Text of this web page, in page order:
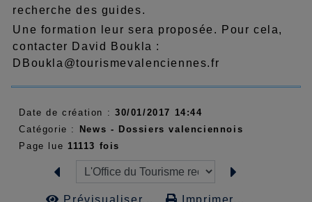
recherche des guides.
Une formation leur sera proposée. Pour cela,
contacter David Boukla :
DBoukla@tourismevalenciennes.fr
Date de création : 30/01/2017 14:44
Catégorie :
News - Dossiers valenciennois
Page lue 11113 fois